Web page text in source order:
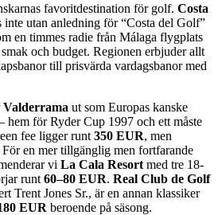
favoritdestination för golf. Costa
inte utan anledning för “Costa del Golf”
en timmes radie från Málaga flygplats
och budget. Regionen erbjuder allt
till prisvärda vardagsbanor med
Valderrama ut som Europas kanske
för Ryder Cup 1997 och ett måste
fee ligger runt 350 EUR, men
en mer tillgänglig men fortfarande
vi La Cala Resort med tre 18-
runt 60–80 EUR. Real Club de Golf
Trent Jones Sr., är en annan klassiker
EUR beroende på säsong.